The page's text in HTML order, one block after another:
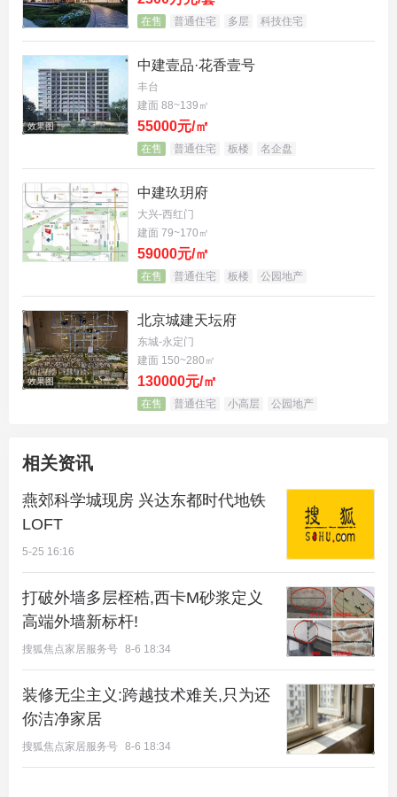
在售 普通住宅 多层 科技住宅
效果图
中建壹品·花香壹号
丰台
建面 88~139㎡
55000元/㎡
在售 普通住宅 板楼 名企盘
中建玖玥府
大兴-西红门
建面 79~170㎡
59000元/㎡
在售 普通住宅 板楼 公园地产
效果图
北京城建天坛府
东城-永定门
建面 150~280㎡
130000元/㎡
在售 普通住宅 小高层 公园地产
相关资讯
燕郊科学城现房 兴达东都时代地铁
LOFT
5-25 16:16
打破外墙多层桎梏,西卡M砂浆定义
高端外墙新标杆!
搜狐焦点家居服务号 8-6 18:34
装修无尘主义:跨越技术难关,只为还
你洁净家居
搜狐焦点家居服务号 8-6 18:34